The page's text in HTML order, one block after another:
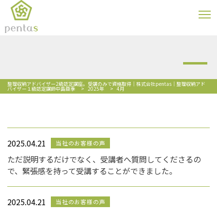
整理収納アドバイザー2級認定講座。受講のみで資格取得｜株式会社pentas｜整理収納アド
バイザー１級認定講師中島亜季 > 2025年 > 4月
2025.04.21 当社のお客様の声
ただ説明するだけでなく、受講者へ質問してくださるの
で、緊張感を持って受講することができました。
2025.04.21 当社のお客様の声